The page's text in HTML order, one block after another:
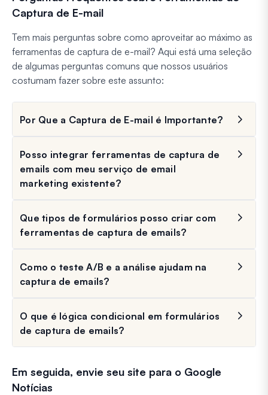
Captura de E-mail
Tem mais perguntas sobre como aproveitar ao máximo as
ferramentas de captura de e-mail? Aqui está uma seleção
de algumas perguntas comuns que nossos usuários
costumam fazer sobre este assunto:
Por Que a Captura de E-mail é Importante?
Posso integrar ferramentas de captura de
emails com meu serviço de email
marketing existente?
Que tipos de formulários posso criar com
ferramentas de captura de emails?
Como o teste A/B e a análise ajudam na
captura de emails?
O que é lógica condicional em formulários
de captura de emails?
Em seguida, envie seu site para o Google
Notícias